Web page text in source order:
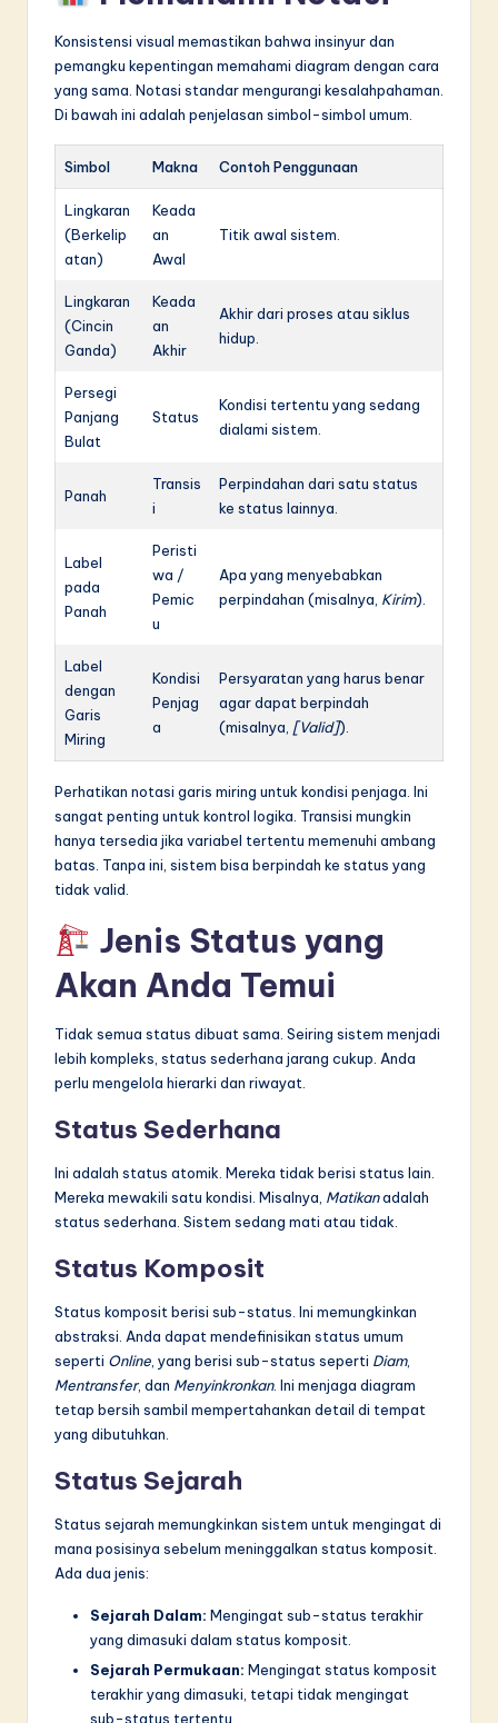
Konsistensi visual memastikan bahwa insinyur dan
pemangku kepentingan memahami diagram dengan cara
yang sama. Notasi standar mengurangi kesalahpahaman.
Di bawah ini adalah penjelasan simbol-simbol umum.
Simbol Makna Contoh Penggunaan
Lingkaran
(Berkelip
atan)
Keada
an
Awal
Titik awal sistem.
Lingkaran
(Cincin
Ganda)
Keada
an
Akhir
Akhir dari proses atau siklus
hidup.
Persegi
Panjang
Bulat
Status
Kondisi tertentu yang sedang
dialami sistem.
Panah
Transis
i
Perpindahan dari satu status
ke status lainnya.
Label
pada
Panah
Peristi
wa /
Pemic
u
Apa yang menyebabkan
perpindahan (misalnya, Kirim).
Label
dengan
Garis
Miring
Kondisi
Penjag
a
Persyaratan yang harus benar
agar dapat berpindah
(misalnya, [Valid]).
Perhatikan notasi garis miring untuk kondisi penjaga. Ini
sangat penting untuk kontrol logika. Transisi mungkin
hanya tersedia jika variabel tertentu memenuhi ambang
batas. Tanpa ini, sistem bisa berpindah ke status yang
tidak valid.
Jenis Status yang
Akan Anda Temui
Tidak semua status dibuat sama. Seiring sistem menjadi
lebih kompleks, status sederhana jarang cukup. Anda
perlu mengelola hierarki dan riwayat.
Status Sederhana
Ini adalah status atomik. Mereka tidak berisi status lain.
Mereka mewakili satu kondisi. Misalnya, Matikanadalah
status sederhana. Sistem sedang mati atau tidak.
Status Komposit
Status komposit berisi sub-status. Ini memungkinkan
abstraksi. Anda dapat mendefinisikan status umum
seperti Online , yang berisi sub-status seperti Diam,
Mentransfer, dan Menyinkronkan. Ini menjaga diagram
tetap bersih sambil mempertahankan detail di tempat
yang dibutuhkan.
Status Sejarah
Status sejarah memungkinkan sistem untuk mengingat di
mana posisinya sebelum meninggalkan status komposit.
Ada dua jenis:
Sejarah Dalam: Mengingat sub-status terakhir
yang dimasuki dalam status komposit.
Sejarah Permukaan: Mengingat status komposit
terakhir yang dimasuki, tetapi tidak mengingat
sub-status tertentu.